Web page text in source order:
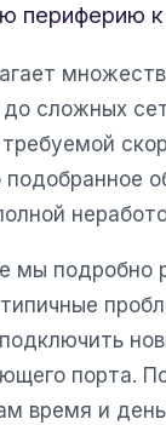
периферию
до сложных
подобранное
мы подробно
порта.
время и